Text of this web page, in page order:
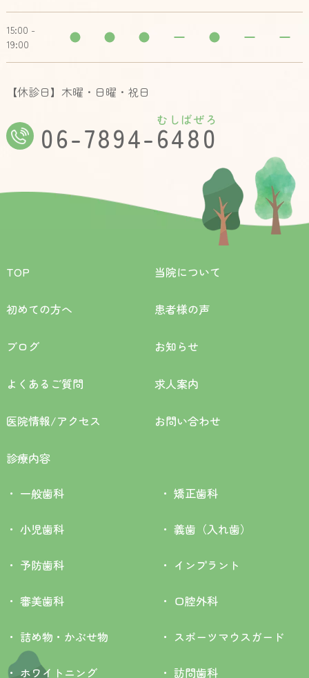
15:00 -
19:00
【休診日】木曜・日曜・祝日
06-7894-6480
むしばぜろ
TOP 当院について
初めての方へ 患者様の声
ブログ お知らせ
よくあるご質問 求人案内
医院情報/アクセス お問い合わせ
診療内容
一般歯科
小児歯科
予防歯科
審美歯科
詰め物・かぶせ物
ホワイトニング
矯正歯科
義歯（入れ歯）
インプラント
口腔外科
スポーツマウスガード
訪問歯科